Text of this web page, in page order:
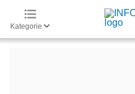
Kategorie